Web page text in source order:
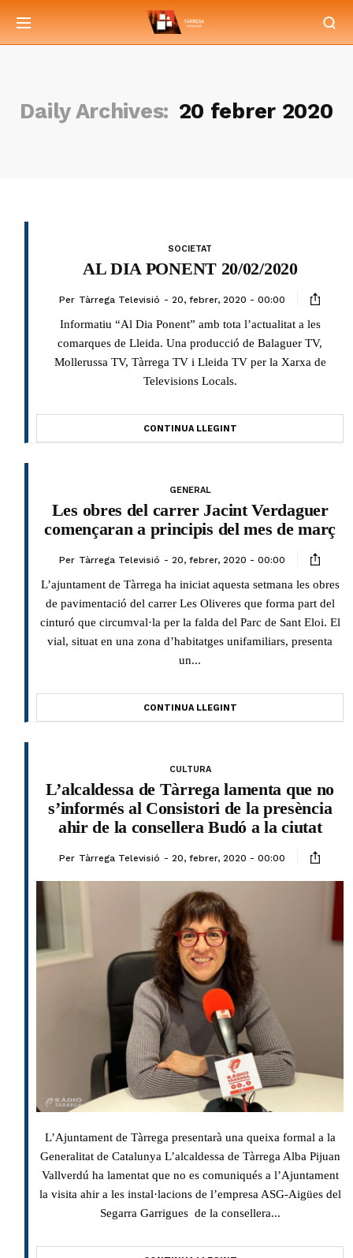
Daily Archives: 20 febrer 2020
SOCIETAT
AL DIA PONENT 20/02/2020
Per Tàrrega Televisió 20, febrer, 2020 - 00:00
Informatiu “Al Dia Ponent” amb tota l’actualitat a les
comarques de Lleida. Una producció de Balaguer TV,
Mollerussa TV, Tàrrega TV i Lleida TV per la Xarxa de
Televisions Locals.
CONTINUA LLEGINT
GENERAL
Les obres del carrer Jacint Verdaguer
començaran a principis del mes de març
Per Tàrrega Televisió 20, febrer, 2020 - 00:00
L’ajuntament de Tàrrega ha iniciat aquesta setmana les obres
de pavimentació del carrer Les Oliveres que forma part del
cinturó que circumval·la per la falda del Parc de Sant Eloi. El
vial, situat en una zona d’habitatges unifamiliars, presenta
un...
CONTINUA LLEGINT
CULTURA
L’alcaldessa de Tàrrega lamenta que no
s’informés al Consistori de la presència
ahir de la consellera Budó a la ciutat
Per Tàrrega Televisió 20, febrer, 2020 - 00:00
L’Ajuntament de Tàrrega presentarà una queixa formal a la
Generalitat de Catalunya L’alcaldessa de Tàrrega Alba Pijuan
Vallverdú ha lamentat que no es comuniqués a l’Ajuntament
la visita ahir a les instal·lacions de l’empresa ASG-Aigües del
Segarra Garrigues de la consellera...